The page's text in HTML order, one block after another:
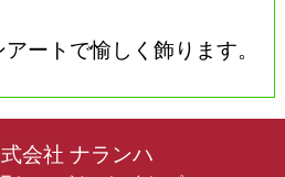
ートで愉しく飾ります。
会社 ナランハ